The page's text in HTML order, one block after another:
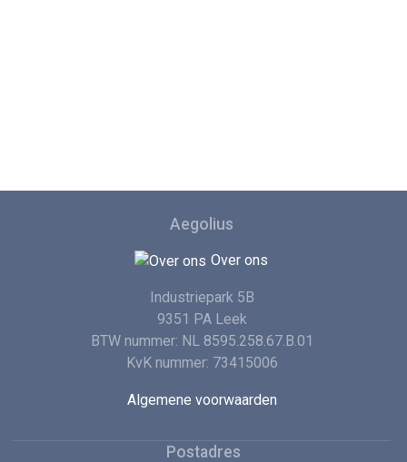
Aegolius
Over ons
Industriepark 5B
9351 PA Leek
BTW nummer: NL 8595.258.67.B.01
KvK nummer: 73415006
Algemene voorwaarden
Postadres